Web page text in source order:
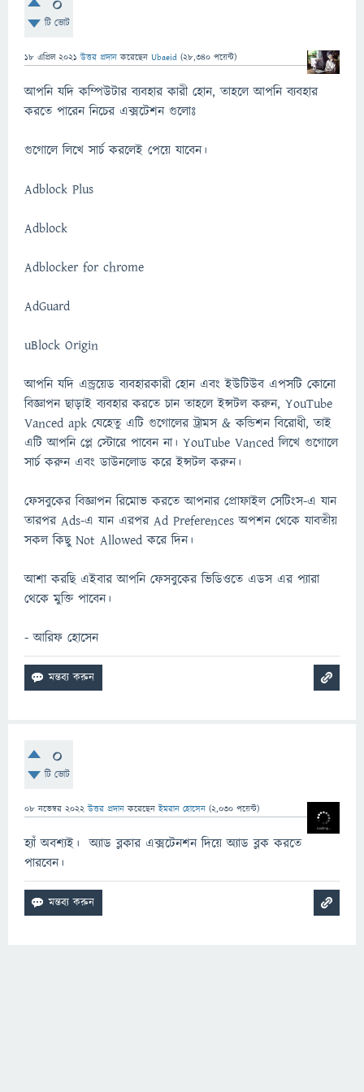
টি ভোট
18 এপ্রিল 2021 উত্তর প্রদান করেছেন Ubaeid (28,340 পয়েন্ট)
আপনি যদি কম্পিউটার ব্যবহার কারী হোন, তাহলে আপনি ব্যবহার
করতে পারেন নিচের এক্সটেশন গুলোঃ
গুগোলে লিখে সার্চ করলেই পেয়ে যাবেন।
Adblock Plus
Adblock
Adblocker for chrome
AdGuard
uBlock Origin
আপনি যদি এন্ড্রয়েড ব্যবহারকারী হোন এবং ইউটিউব এপসটি কোনো
বিজ্ঞাপন ছাড়াই ব্যবহার করতে চান তাহলে ইন্সটল করুন, YouTube
Vanced apk যেহেতু এটি গুগোলের ট্রামস & কন্ডিশন বিরোধী, তাই
এটি আপনি প্লে স্টোরে পাবেন না। YouTube Vanced লিখে গুগোলে
সার্চ করুন এবং ডাউনলোড করে ইন্সটল করুন।
ফেসবুকের বিজ্ঞাপন রিমোভ করতে আপনার প্রোফাইল সেটিংস-এ যান
তারপর Ads-এ যান এরপর Ad Preferences অপশন থেকে যাবতীয়
সকল কিছু Not Allowed করে দিন।
আশা করছি এইবার আপনি ফেসবুকের ভিডিওতে এডস এর প্যারা
থেকে মুক্তি পাবেন।
- আরিফ হোসেন
0
টি ভোট
08 নভেম্বর 2022 উত্তর প্রদান করেছেনইমরান হোসেন (2,030 পয়েন্ট)
হ্যাঁ অবশ্যই। অ্যাড ব্লকার এক্সটেনশন দিয়ে অ্যাড ব্লক করতে
পারবেন।